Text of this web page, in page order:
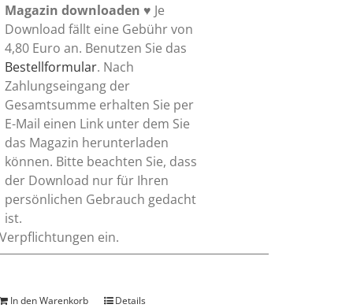
Magazin downloaden ♥ Je
Download fällt eine Gebühr von
4,80 Euro an. Benutzen Sie das
Bestellformular. Nach
Zahlungseingang der
Gesamtsumme erhalten Sie per
E-Mail einen Link unter dem Sie
das Magazin herunterladen
können. Bitte beachten Sie, dass
der Download nur für Ihren
persönlichen Gebrauch gedacht
ist.
Verpflichtungen ein.
In den Warenkorb Details